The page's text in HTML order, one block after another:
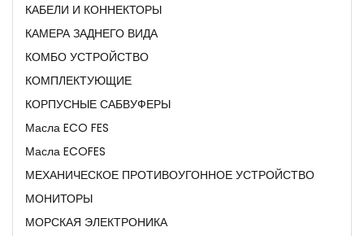
КАБЕЛИ И КОННЕКТОРЫ
КАМЕРА ЗАДНЕГО ВИДА
КОМБО УСТРОЙСТВО
КОМПЛЕКТУЮЩИЕ
КОРПУСНЫЕ САБВУФЕРЫ
Масла ECO FES
Масла ECOFES
МЕХАНИЧЕСКОЕ ПРОТИВОУГОННОЕ УСТРОЙСТВО
МОНИТОРЫ
МОРСКАЯ ЭЛЕКТРОНИКА